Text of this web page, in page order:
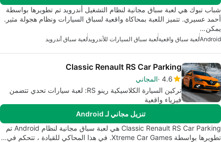
شباب تبوك هي لعبة سباق مجانية لنظام التشغيل أندرويد تم تطويرها بواسطة
أحمد عسيري. تتميز اللعبة بمحاكاة واقعية لسباق السيارات ونظام هجولة مثير.
يمكن…
Androidلعبة سباق واقعيةلعبة سباق السيارات للأندرويد لعبة سباق أندرويد
Classic Renault RS Car Parking
4.6 المجاني
تركين السيارة الكلاسيكية رينو RS: لعبة سيارات تحدي تتضمن
فيزياء واقعية
تنزيل مجاني لـ Android
Classic Renault RS Car Parking هي لعبة سباق مجانية لنظام Android تم
تطويرها بواسطة Xtreme Car Games. في هذا المحاكي للقيادة ، تتحكم في…